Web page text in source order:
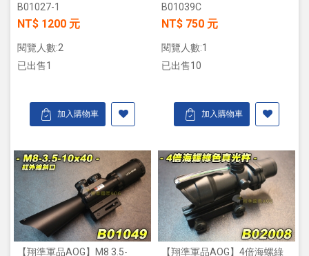
B01027-1
NT$ 1200 元
閱覽人數:2
已出售1
加入購物車
B01039C
NT$ 750 元
閱覽人數:1
已出售10
加入購物車
【翔準軍品AOG】M8 3.5-
【翔準軍品AOG】4倍海螺綠